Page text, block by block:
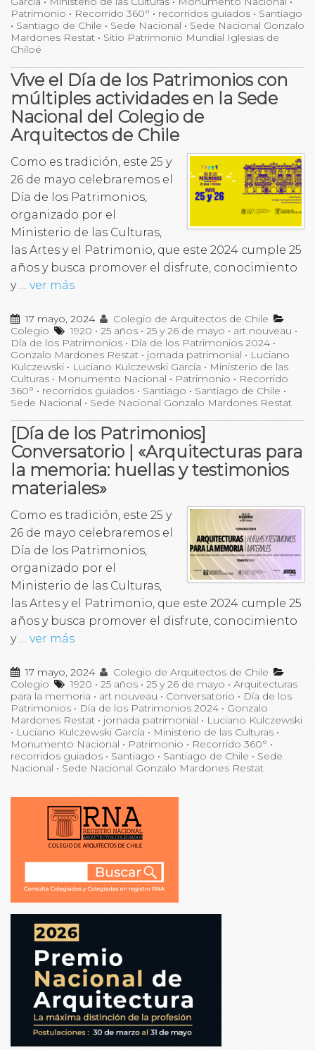
Patrimonio • Recorrido 360° • recorridos guiados • Santiago
• Santiago de Chile • Sede Nacional • Sede Nacional Gonzalo
Mardones Restat • Sitio Patrimonio Mundial Iglesias de
Chiloé
Vive el Día de los Patrimonios con
múltiples actividades en la Sede
Nacional del Colegio de
Arquitectos de Chile
Como es tradición, este 25 y
26 de mayo celebraremos el
Día de los Patrimonios,
organizado por el
Ministerio de las Culturas,
las Artes y el Patrimonio, que este 2024 cumple 25
años y busca promover el disfrute, conocimiento
y … ver más
17 mayo, 2024
Colegio de Arquitectos de Chile
Colegio
1920 •25 años •25 y 26 de mayo • art nouveau •
Día de los Patrimonios • Día de los Patrimonios 2024 •
Gonzalo Mardones Restat • jornada patrimonial • Luciano
Kulczewski • Luciano Kulczewski García • Ministerio de las
Culturas • Monumento Nacional • Patrimonio • Recorrido
360° • recorridos guiados • Santiago • Santiago de Chile •
Sede Nacional • Sede Nacional Gonzalo Mardones Restat
[Día de los Patrimonios]
Conversatorio | «Arquitecturas para
la memoria: huellas y testimonios
materiales»
Como es tradición, este 25 y
26 de mayo celebraremos el
Día de los Patrimonios,
organizado por el
Ministerio de las Culturas,
las Artes y el Patrimonio, que este 2024 cumple 25
años y busca promover el disfrute, conocimiento
y … ver más
17 mayo, 2024
Colegio de Arquitectos de Chile
Colegio
1920 •25 años •25 y 26 de mayo •Arquitecturas
para la memoria • art nouveau • Conversatorio • Día de los
Patrimonios • Día de los Patrimonios 2024 • Gonzalo
Mardones Restat • jornada patrimonial • Luciano Kulczewski
• Luciano Kulczewski García • Ministerio de las Culturas •
Monumento Nacional • Patrimonio • Recorrido 360° •
recorridos guiados • Santiago • Santiago de Chile • Sede
Nacional • Sede Nacional Gonzalo Mardones Restat